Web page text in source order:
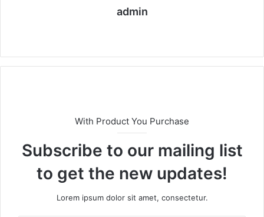
admin
sit
With Product You Purchase
Subscribe to our mailing list
to get the new updates!
Lorem ipsum dolor sit amet, consectetur.